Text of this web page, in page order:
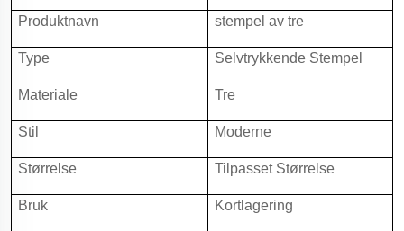
Produktnavn stempel av tre
Type Selvtrykkende Stempel
Materiale Tre
Stil Moderne
Størrelse Tilpasset Størrelse
Bruk Kortlagering